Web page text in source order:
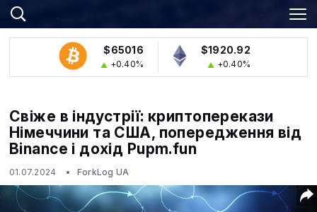
$65016
+0.40%
$1920.92
+0.40%
Свіже в індустрії: криптоперекази
Німеччини та США, попередження від
Binance і дохід Pupm.fun
01.07.2024 ForkLog UA